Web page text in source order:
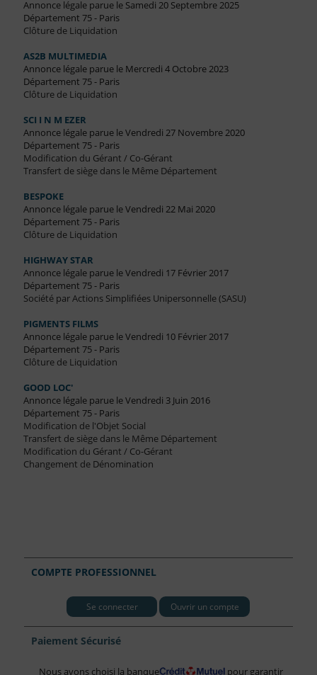
Annonce légale parue le Samedi 20 Septembre 2025
Département 75 - Paris
Clôture de Liquidation
AS2B MULTIMEDIA
Annonce légale parue le Mercredi 4 Octobre 2023
Département 75 - Paris
Clôture de Liquidation
SCI I N M EZER
Annonce légale parue le Vendredi 27 Novembre 2020
Département 75 - Paris
Modification du Gérant / Co-Gérant
Transfert de siège dans le Même Département
BESPOKE
Annonce légale parue le Vendredi 22 Mai 2020
Département 75 - Paris
Clôture de Liquidation
HIGHWAY STAR
Annonce légale parue le Vendredi 17 Février 2017
Département 75 - Paris
Société par Actions Simplifiées Unipersonnelle (SASU)
PIGMENTS FILMS
Annonce légale parue le Vendredi 10 Février 2017
Département 75 - Paris
Clôture de Liquidation
GOOD LOC'
Annonce légale parue le Vendredi 3 Juin 2016
Département 75 - Paris
Modification de l'Objet Social
Transfert de siège dans le Même Département
Modification du Gérant / Co-Gérant
Changement de Dénomination
COMPTE PROFESSIONNEL
Se connecter Ouvrir un compte
Paiement Sécurisé
Nous avons choisi la banque
pour garantir